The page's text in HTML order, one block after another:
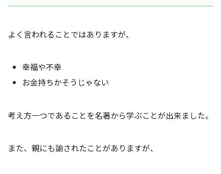
よく言われることではありますが、
幸福や不幸
お金持ちかそうじゃない
考え方一つであることを名著から学ぶことが出来ました。
また、親にも諭されたことがありますが、